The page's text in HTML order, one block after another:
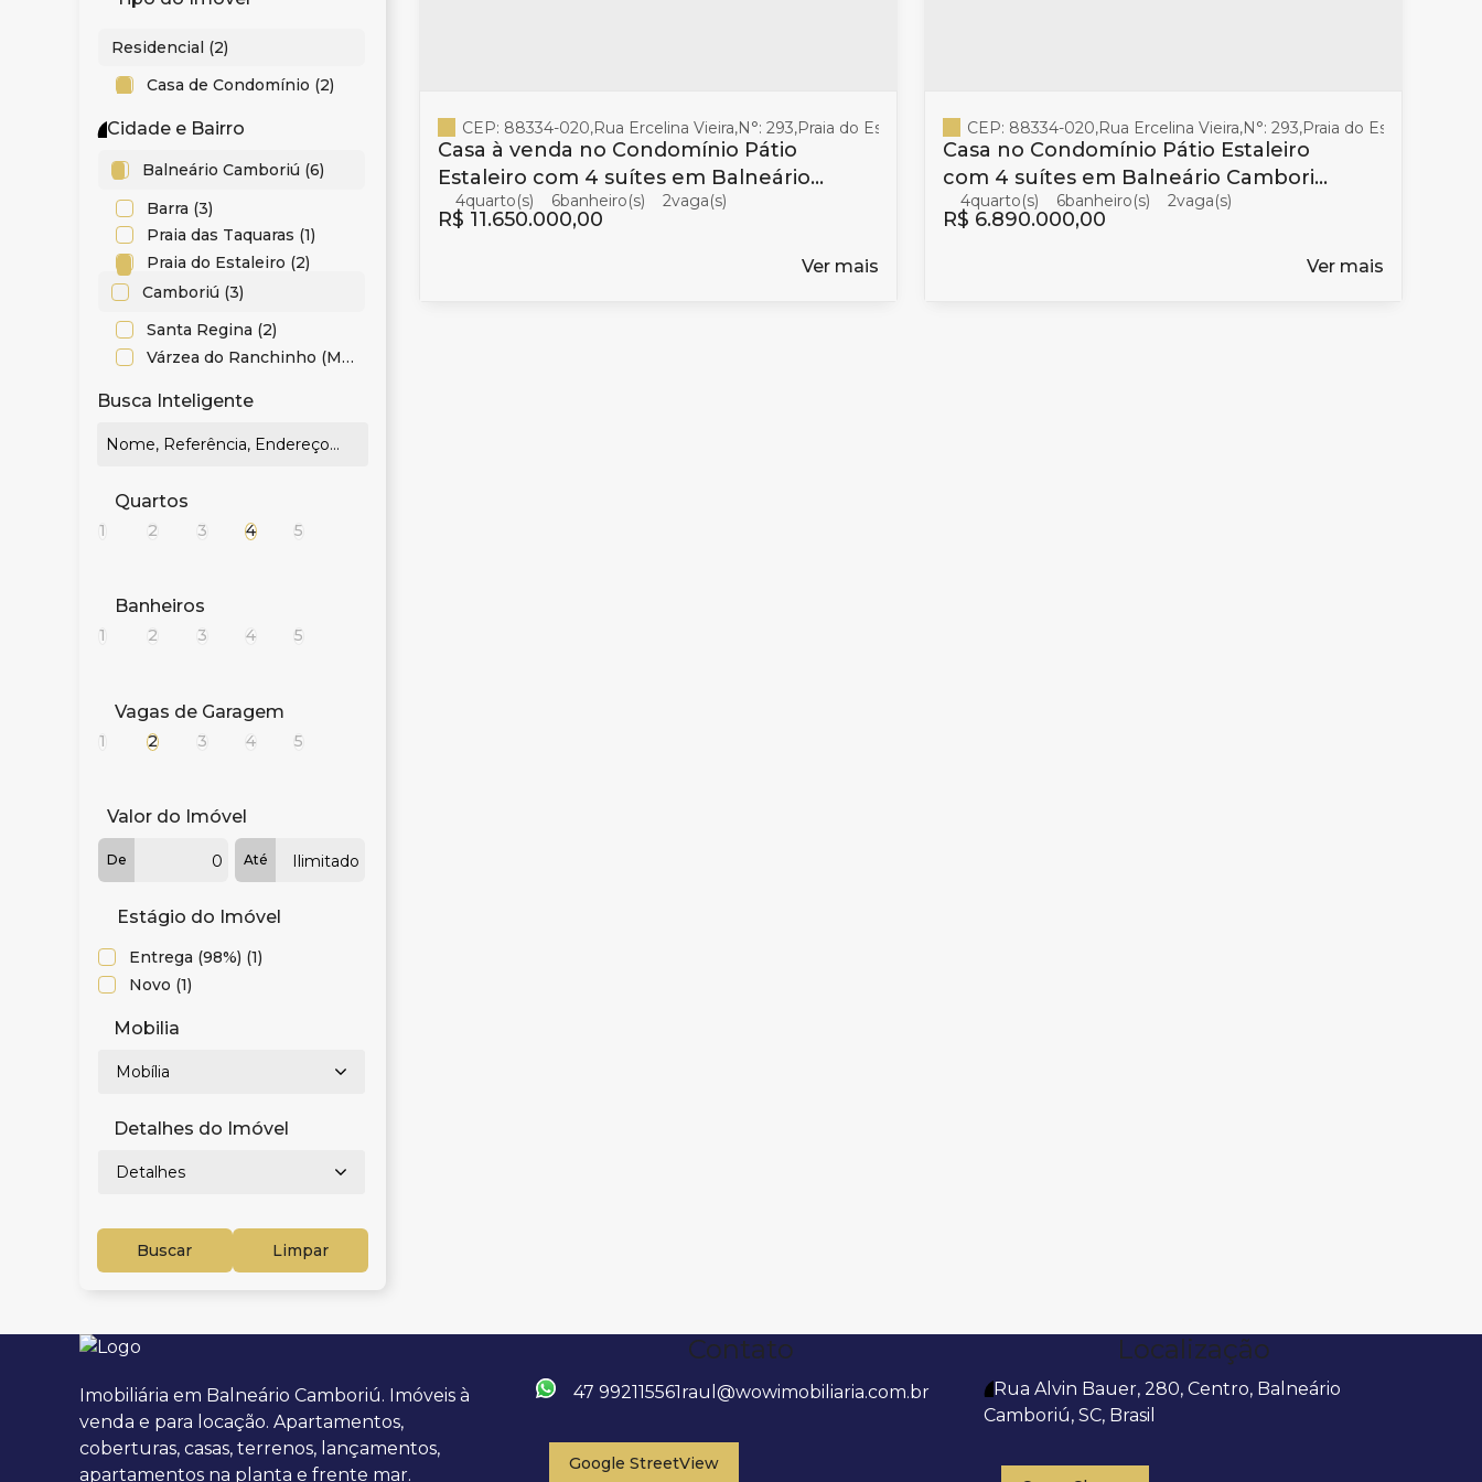
Residencial (2)
Casa de Condomínio (2)
Cidade e Bairro
Balneário Camboriú (6)
Barra (3)
Praia das Taquaras (1)
Praia do Estaleiro (2)
Camboriú (3)
Santa Regina (2)
Várzea do Ranchinho (Monte Alegre) (1)
Busca Inteligente
Quartos
1 2 3 4 5
Banheiros
1 2 3 4 5
Vagas de Garagem
1 2 3 4 5
Valor do Imóvel
De Até
Estágio do Imóvel
Entrega (98%) (1)
Novo (1)
Mobilia
Mobília
Detalhes do Imóvel
Detalhes
Buscar Limpar
Casa à venda no Condomínio Pátio
Estaleiro com 4 suítes em Balneário
Camboriú
R$ 11.650.000,00
CEP: 88334-020,Rua Ercelina Vieira,N°: 293,Praia do Estaleiro Balneário Camboriú,Santa Catarina,Brasil
4 6banheiro(s) 2
Ver mais
Casa no Condomínio Pátio Estaleiro
com 4 suítes em Balneário Camboriú
à venda
R$ 6.890.000,00
CEP: 88334-020,Rua Ercelina Vieira,N°: 293,Praia do Estaleiro
4 6banheiro(s) 2
Ver mais
Imobiliária em Balneário Camboriú. Imóveis à
venda e para locação. Apartamentos,
coberturas, casas, terrenos, lançamentos,
apartamentos na planta e frente mar.
Contato
47 992115561raul@wowimobiliaria.com.br
Google StreetView
Localização
Rua Alvin Bauer, 280, Centro, Balneário
Camboriú, SC, Brasil